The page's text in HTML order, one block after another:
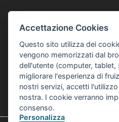
Indirizzo Centro Culturale
Email Centro Interculturale
Informativa Privacy e
Informativa privacy e
© 2026 Centro
Tutti i diritti sono riservati
Accettazione Cookies
Questo sito utilizza dei
vengono memorizzati dal
dell'utente (computer,
migliorare l'esperienza di
nostri servizi, accetti
nostra. I cookie verranno
consenso.
Personalizza